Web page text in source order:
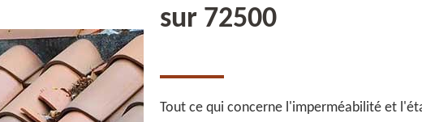
sur 72500
Tout ce qui concerne l'imperméabilité et